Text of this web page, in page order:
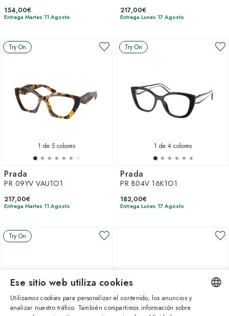
154,00€
Entrega Martes 11 Agosto
217,00€
Entrega Lunes 17 Agosto
Try On
1 de 5 colores
Prada
PR 09YV VAU1O1
217,00€
Entrega Martes 11 Agosto
Try On
1 de 4 colores
Prada
PR B04V 16K1O1
182,00€
Entrega Lunes 17 Agosto
Try On
ENGLISH
Ese sitio web utiliza cookies
Utilizamos cookies para personalizar el contenido, los anuncios y
analizar nuestro tráfico. También compartimos información sobre